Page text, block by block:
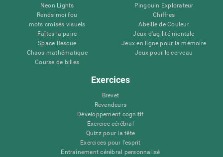
Neon Lights
Rends moi fou
mots croisés visuels
Faîtes la paire
Space Rescue
Chaos mathématique
Course de billes
Pingouin Explorateur
Chiffres
Abeille de Couleur
Jeux d'agilité mentale
Jeux en ligne pour la mémoire
Jeux pour le cerveau
Exercices
Brevet
Revendeurs
Développement cognitif
Exercice cérébral
Quizz pour la tête
Exercices pour l'esprit
Entraînement cérébral personnalisé